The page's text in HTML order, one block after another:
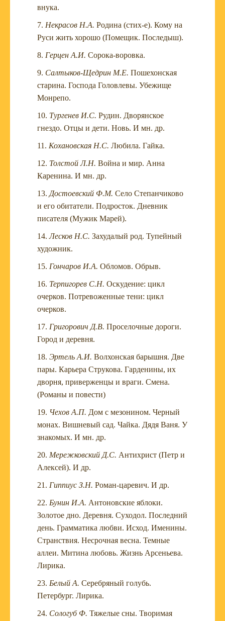
внука.
Некрасов Н.А. Родина (стих-е). Кому на
Руси жить хорошо (Помещик. Последыш).
Герцен А.И. Сорока-воровка.
Салтыков-Щедрин М.Е. Пошехонская
старина. Господа Головлевы. Убежище
Монрепо.
Тургенев И.С. Рудин. Дворянское
гнездо. Отцы и дети. Новь. И мн. др.
Кохановская Н.С. Любила. Гайка.
Толстой Л.Н. Война и мир. Анна
Каренина. И мн. др.
Достоевский Ф.М. Село Степанчиково
и его обитатели. Подросток. Дневник
писателя (Мужик Марей).
Лесков Н.С. Захудалый род. Тупейный
художник.
Гончаров И.А. Обломов. Обрыв.
Терпигорев С.Н. Оскудение: цикл
очерков. Потревоженные тени: цикл
очерков.
Григорович Д.В. Проселочные дороги.
Город и деревня.
Эртель А.И. Волхонская барышня. Две
пары. Карьера Струкова. Гарденины, их
дворня, приверженцы и враги. Смена.
(Романы и повести)
Чехов А.П. Дом с мезонином. Черный
монах. Вишневый сад. Чайка. Дядя Ваня. У
знакомых. И мн. др.
Мережковский Д.С. Антихрист (Петр и
Алексей). И др.
Гиппиус З.Н. Роман-царевич. И др.
Бунин И.А. Антоновские яблоки.
Золотое дно. Деревня. Суходол. Последний
день. Грамматика любви. Исход. Именины.
Странствия. Несрочная весна. Темные
аллеи. Митина любовь. Жизнь Арсеньева.
Лирика.
Белый А. Серебряный голубь.
Петербург. Лирика.
Сологуб Ф. Тяжелые сны. Творимая